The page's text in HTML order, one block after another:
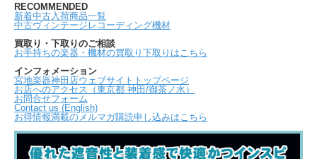
RECOMMENDED
新着中古入荷商品一覧
中古ヴィンテージレコーディング機材
買取り・下取りのご相談
お手持ちの楽器・機材の買取り下取りはこちら
インフォメーション
宮地楽器神田店ウェブサイトトップページ
お店へのアクセス（東京都 神田/御茶ノ水）
お問合せフォーム
Contact us (English)
お得情報満載のメルマガ購読申し込みはこちら